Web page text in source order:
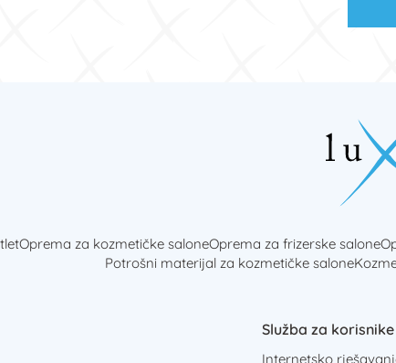
Oprema za kozmetičke saloneOprema za frizerske salone
Potrošni materijal za kozmetičke salone
Služba za korisnike
Internetsko